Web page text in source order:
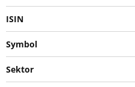
ISIN
Symbol
Sektor